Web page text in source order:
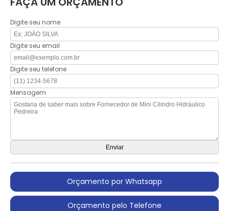
Digite seu nome
Digite seu email
Digite seu telefone
Mensagem
Orçamento por Whatsapp
Orçamento pelo Telefone